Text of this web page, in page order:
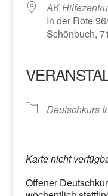
AK
In der Röte
Schönbuch,
Deutschkurs
Karte nicht
Offener